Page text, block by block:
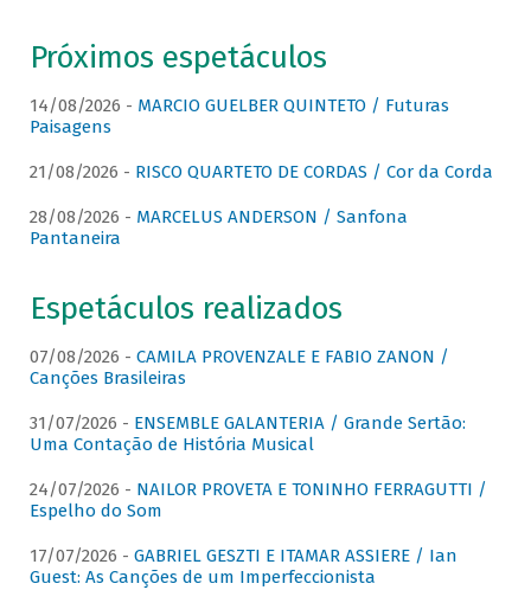
Próximos espetáculos
14/08/2026 - MARCIO GUELBER QUINTETO / Futuras
Paisagens
21/08/2026 - RISCO QUARTETO DE CORDAS / Cor da Corda
28/08/2026 - MARCELUS ANDERSON / Sanfona
Pantaneira
Espetáculos realizados
07/08/2026 - CAMILA PROVENZALE E FABIO ZANON /
Canções Brasileiras
31/07/2026 - ENSEMBLE GALANTERIA / Grande Sertão:
Uma Contação de História Musical
24/07/2026 - NAILOR PROVETA E TONINHO FERRAGUTTI /
Espelho do Som
17/07/2026 - GABRIEL GESZTI E ITAMAR ASSIERE / Ian
Guest: As Canções de um Imperfeccionista